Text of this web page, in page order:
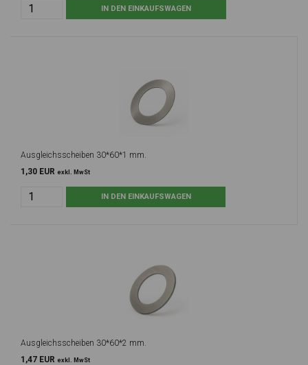
Ausgleichsscheiben 30*60*1 mm.
1,30 EUR exkl. MwSt
Ausgleichsscheiben 30*60*2 mm.
1,47 EUR exkl. MwSt